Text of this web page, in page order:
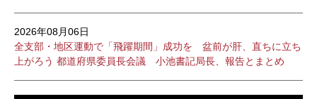
2026年08月06日
全支部・地区運動で「飛躍期間」成功を 盆前が肝、直ちに立ち
上がろう 都道府県委員長会議 小池書記局長、報告とまとめ